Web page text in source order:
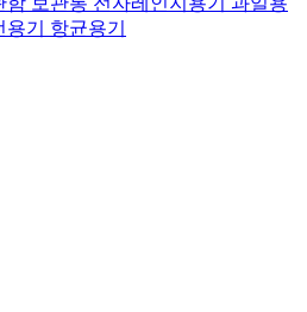
보관통 전자레인지용기 과일용
용기 항균용기